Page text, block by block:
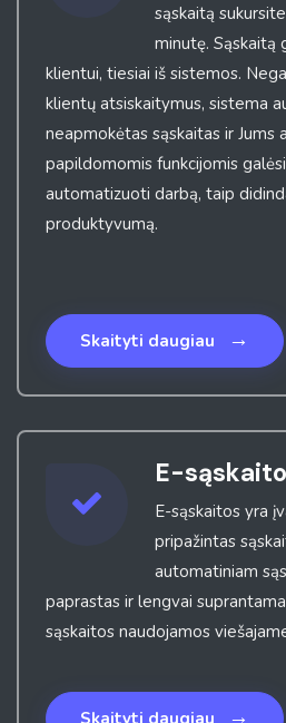
sąskaitą
minutę. Sąskaitą
klientui, tiesiai iš sistemos.
klientų atsiskaitymus, sistema
neapmokėtas sąskaitas ir Jums
papildomomis funkcijomis
automatizuoti darbą, taip
produktyvumą.
Skaityti daugiau →
E-
E-sąskaitos yra
pripažintas
automatiniam
paprastas ir lengvai
sąskaitos naudojamos
Skaityti daugiau →